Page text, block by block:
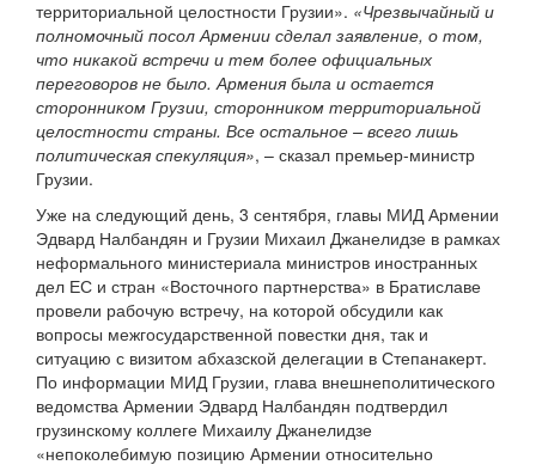
территориальной целостности Грузии». «Чрезвычайный и
полномочный посол Армении сделал заявление, о том,
что никакой встречи и тем более официальных
переговоров не было. Армения была и остается
сторонником Грузии, сторонником территориальной
целостности страны. Все остальное – всего лишь
политическая спекуляция», – сказал премьер-министр
Грузии.
Уже на следующий день, 3 сентября, главы МИД Армении
Эдвард Налбандян и Грузии Михаил Джанелидзе в рамках
неформального министериала министров иностранных
дел ЕС и стран «Восточного партнерства» в Братиславе
провели рабочую встречу, на которой обсудили как
вопросы межгосударственной повестки дня, так и
ситуацию с визитом абхазской делегации в Степанакерт.
По информации МИД Грузии, глава внешнеполитического
ведомства Армении Эдвард Налбандян подтвердил
грузинскому коллеге Михаилу Джанелидзе
«непоколебимую позицию Армении относительно